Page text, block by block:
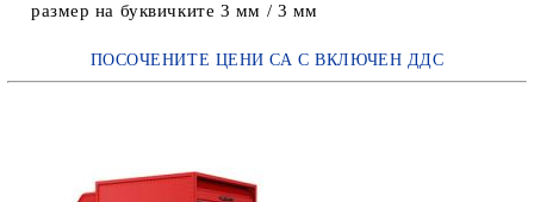
размер на буквичките 3 мм / 3 мм
ПОСОЧЕНИТЕ ЦЕНИ СА С ВКЛЮЧЕН ДДС